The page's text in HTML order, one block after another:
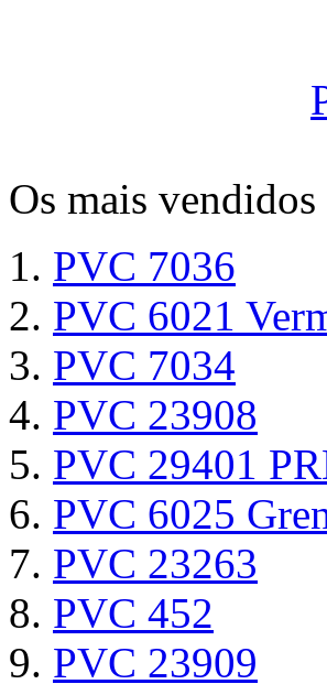
Os mais vendidos
PVC 7036
PVC 6021
PVC 7034
PVC 23908
PVC 29401
PVC 6025
PVC 23263
PVC 452
PVC 23909